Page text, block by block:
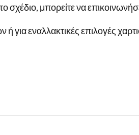
σχέδιο, μπορείτε να
για εναλλακτικές επιλογές